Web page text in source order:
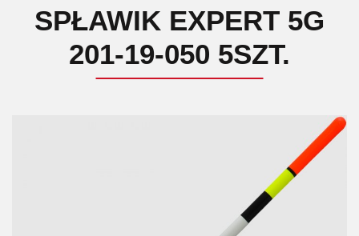
SPŁAWIK EXPERT 5G
201-19-050 5SZT.